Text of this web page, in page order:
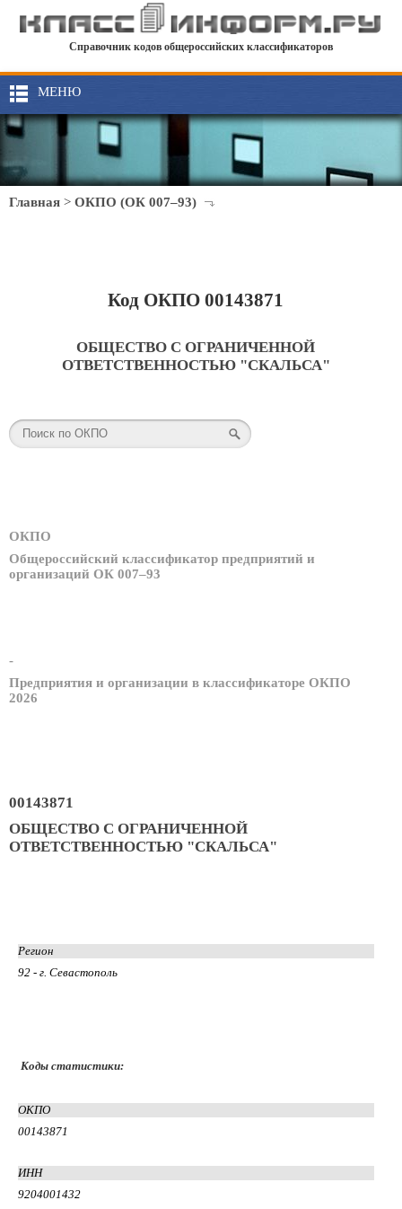
Справочник кодов общероссийских классификаторов
МЕНЮ
Главная > ОКПО (ОК 007–93)
Код ОКПО 00143871
ОБЩЕСТВО С ОГРАНИЧЕННОЙ
ОТВЕТСТВЕННОСТЬЮ "СКАЛЬСА"
ОКПО
Общероссийский классификатор предприятий и
организаций ОК 007–93
-
Предприятия и организации в классификаторе ОКПО
2026
00143871
ОБЩЕСТВО С ОГРАНИЧЕННОЙ
ОТВЕТСТВЕННОСТЬЮ "СКАЛЬСА"
Регион
92 - г. Севастополь
Коды статистики:
ОКПО
00143871
ИНН
9204001432